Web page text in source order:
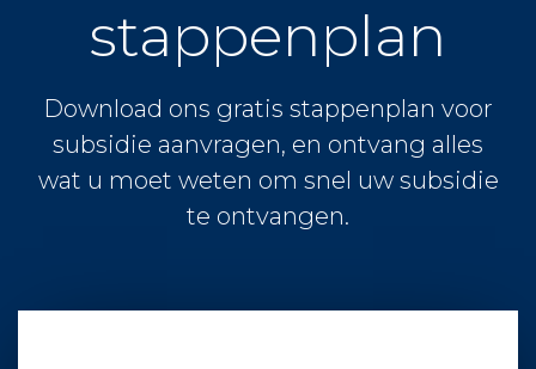
stappenplan
Download ons gratis stappenplan voor
subsidie aanvragen, en ontvang alles
wat u moet weten om snel uw subsidie
te ontvangen.